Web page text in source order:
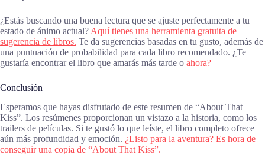
¿Estás buscando una buena lectura que se ajuste perfectamente a tu
estado de ánimo actual? Aquí tienes una herramienta gratuita de
sugerencia de libros. Te da sugerencias basadas en tu gusto, además de
una puntuación de probabilidad para cada libro recomendado. ¿Te
gustaría encontrar el libro que amarás más tarde o ahora?
Conclusión
Esperamos que hayas disfrutado de este resumen de “About That
Kiss”. Los resúmenes proporcionan un vistazo a la historia, como los
trailers de películas. Si te gustó lo que leíste, el libro completo ofrece
aún más profundidad y emoción. ¿Listo para la aventura? Es hora de
conseguir una copia de “About That Kiss”.